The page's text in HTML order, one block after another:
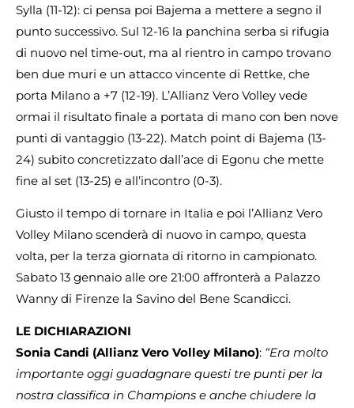
Sylla (11-12): ci pensa poi Bajema a mettere a segno il
punto successivo. Sul 12-16 la panchina serba si rifugia
di nuovo nel time-out, ma al rientro in campo trovano
ben due muri e un attacco vincente di Rettke, che
porta Milano a +7 (12-19). L’Allianz Vero Volley vede
ormai il risultato finale a portata di mano con ben nove
punti di vantaggio (13-22). Match point di Bajema (13-
24) subito concretizzato dall’ace di Egonu che mette
fine al set (13-25) e all’incontro (0-3).
Giusto il tempo di tornare in Italia e poi l’Allianz Vero
Volley Milano scenderà di nuovo in campo, questa
volta, per la terza giornata di ritorno in campionato.
Sabato 13 gennaio alle ore 21:00 affronterà a Palazzo
Wanny di Firenze la Savino del Bene Scandicci.
LE DICHIARAZIONI
Sonia Candi (Allianz Vero Volley Milano): “Era molto
importante oggi guadagnare questi tre punti per la
nostra classifica in Champions e anche chiudere la